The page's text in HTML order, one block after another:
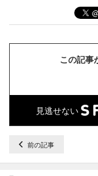
この記事
見逃せない
前の記事